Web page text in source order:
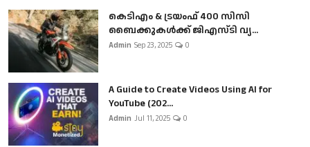
കെടിഎം & ട്രയംഫ് 400 സിസി
ബൈക്കുകൾക്ക് ജിഎസ്ടി വ്യ...
Admin Sep 23, 2025 0
A Guide to Create Videos Using AI for
YouTube (202...
Admin Jul 11, 2025 0